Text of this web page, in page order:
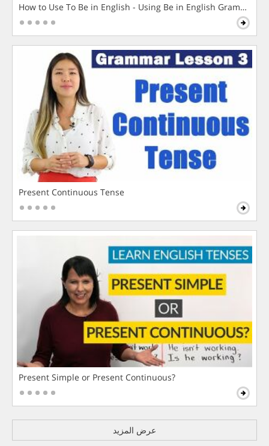
How to Use To Be in English - Using Be in English Grammar
Present Continuous Tense
Present Simple or Present Continuous?
عرض المزيد